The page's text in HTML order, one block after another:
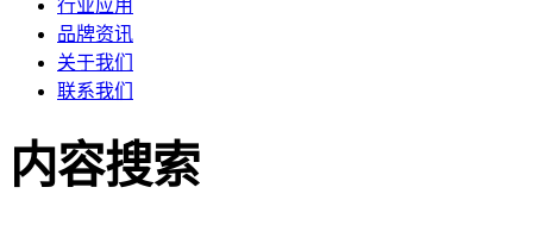
行业应用
品牌资讯
关于我们
联系我们
内容搜索